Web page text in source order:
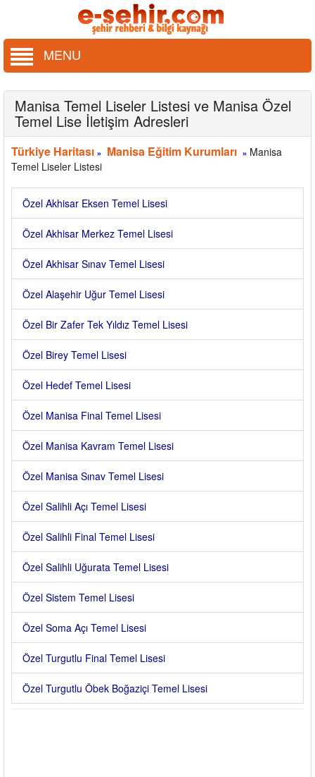
MENU
Manisa Temel Liseler Listesi ve Manisa Özel
Temel Lise İletişim Adresleri
Türkiye Haritası » Manisa Eğitim Kurumları » Manisa
Temel Liseler Listesi
Özel Akhisar Eksen Temel Lisesi
Özel Akhisar Merkez Temel Lisesi
Özel Akhisar Sınav Temel Lisesi
Özel Alaşehir Uğur Temel Lisesi
Özel Bir Zafer Tek Yıldız Temel Lisesi
Özel Birey Temel Lisesi
Özel Hedef Temel Lisesi
Özel Manisa Final Temel Lisesi
Özel Manisa Kavram Temel Lisesi
Özel Manisa Sınav Temel Lisesi
Özel Salihli Açı Temel Lisesi
Özel Salihli Final Temel Lisesi
Özel Salihli Uğurata Temel Lisesi
Özel Sistem Temel Lisesi
Özel Soma Açı Temel Lisesi
Özel Turgutlu Final Temel Lisesi
Özel Turgutlu Öbek Boğaziçi Temel Lisesi